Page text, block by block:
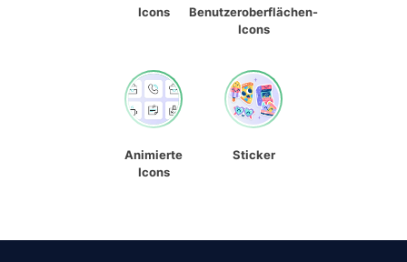
Icons
Benutzeroberflächen-
Icons
Animierte
Icons
Sticker